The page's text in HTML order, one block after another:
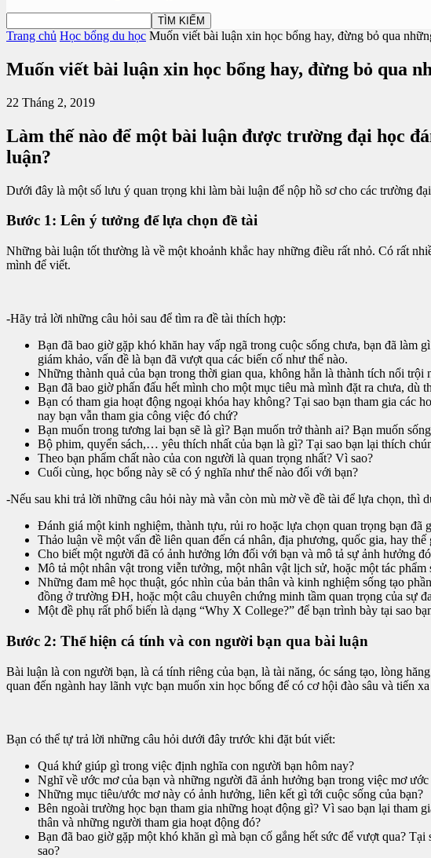
Trang chủ Học bổng du học Muốn viết bài luận xin học bổng hay, đừng bỏ qua
Muốn viết bài luận xin học bổng hay, đừng bỏ qua
22 Tháng 2, 2019
Làm thế nào để một bài luận được trường đại học
luận?
Dưới đây là một số lưu ý quan trọng khi làm bài luận để nộp hồ sơ cho các trường
Bước 1: Lên ý tưởng để lựa chọn đề tài
Những bài luận tốt thường là về một khoảnh khắc hay những điều rất nhỏ. Có rất
mình để viết.
-Hãy trả lời những câu hỏi sau để tìm ra đề tài thích hợp:
Bạn đã bao giờ gặp khó khăn hay vấp ngã trong cuộc sống chưa, bạn đã
giám khảo, vấn đề là bạn đã vượt qua các biến cố như thế nào.
Những thành quả của bạn trong thời gian qua, không hẳn là thành tích nổi
Bạn đã bao giờ phấn đấu hết mình cho một mục tiêu mà mình đặt ra chưa, dù
Bạn có tham gia hoạt động ngoại khóa hay không? Tại sao bạn tham gia các
nay bạn vẫn tham gia công việc đó chứ?
Bạn muốn trong tương lai bạn sẽ là gì? Bạn muốn trở thành ai? Bạn muốn
Bộ phim, quyển sách,… yêu thích nhất của bạn là gì? Tại sao bạn lại thích
Theo bạn phẩm chất nào của con người là quan trọng nhất? Vì sao?
Cuối cùng, học bổng này sẽ có ý nghĩa như thế nào đối với bạn?
-Nếu sau khi trả lời những câu hỏi này mà vẫn còn mù mờ về đề tài để lựa chọn,
Đánh giá một kinh nghiệm, thành tựu, rủi ro hoặc lựa chọn quan trọng bạn đã
Thảo luận về một vấn đề liên quan đến cá nhân, địa phương, quốc gia, hay
Cho biết một người đã có ảnh hưởng lớn đối với bạn và mô tả sự ảnh hưởng
Mô tả một nhân vật trong viễn tưởng, một nhân vật lịch sử, hoặc một tác
Những đam mê học thuật, góc nhìn của bản thân và kinh nghiệm sống tạo
đồng ở trường ĐH, hoặc một câu chuyên chứng minh tầm quan trọng của sự
Một đề phụ rất phổ biến là dạng “Why X College?” để bạn trình bày tại sao
Bước 2: Thể hiện cá tính và con người bạn qua bài luận
Bài luận là con người bạn, là cá tính riêng của bạn, là tài năng, óc sáng tạo, lòng
quan đến ngành hay lãnh vực bạn muốn xin học bổng để có cơ hội đào sâu và tiến
Bạn có thể tự trả lời những câu hỏi dưới đây trước khi đặt bút viết:
Quá khứ giúp gì trong việc định nghĩa con người bạn hôm nay?
Nghĩ về ước mơ của bạn và những người đã ảnh hưởng bạn trong việc mơ
Những mục tiêu/ước mơ này có ảnh hưởng, liên kết gì tới cuộc sống của bạn?
Bên ngoài trường học bạn tham gia những hoạt động gì? Vì sao bạn lại tham
thân và những người tham gia hoạt động đó?
Bạn đã bao giờ gặp một khó khăn gì mà bạn cố gắng hết sức để vượt qua?
sao?